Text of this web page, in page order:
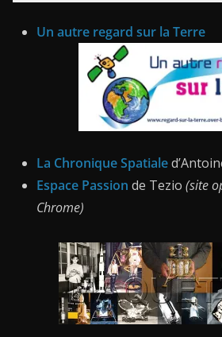
Un autre regard sur la Terre
La Chronique Spatiale
Espace Passion de Tezio (site
Chrome)